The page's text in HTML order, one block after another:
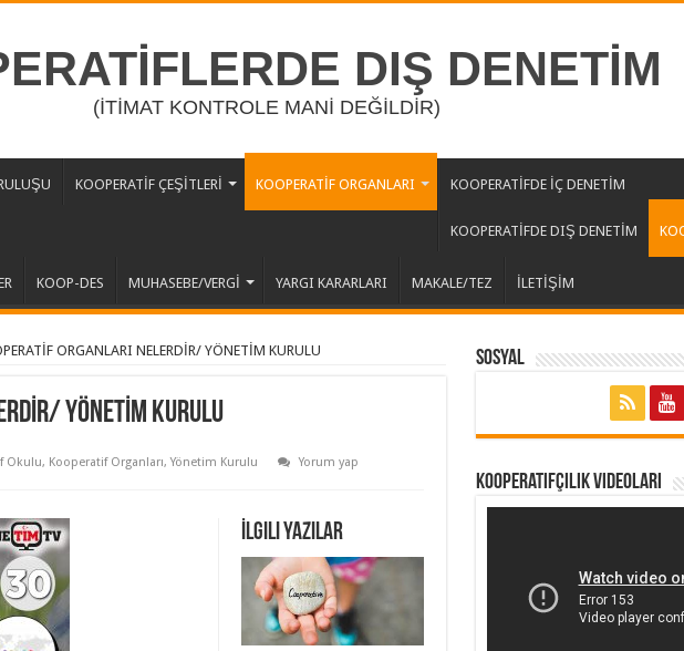
DIŞ DENETİM
(İTİMAT KONTROLE MANİ DEĞİLDİR)
KOOPERATİF ÇEŞİTLERİ KOOPERATİF ORGANLARI KOOPERATİFDE İÇ DENETİM
KOOPERATİFDE DIŞ DENETİM
KOOP-DES MUHASEBE/VERGİ YARGI KARARLARI MAKALE/TEZ İLETİŞİM
ORGANLARI NELERDİR/ YÖNETİM KURULU
YÖNETİM KURULU
Okulu, Kooperatif Organları,Yönetim Kurulu
Yorum yap
İlgili Yazılar
Sosyal
Kooperatifçilik Videoları